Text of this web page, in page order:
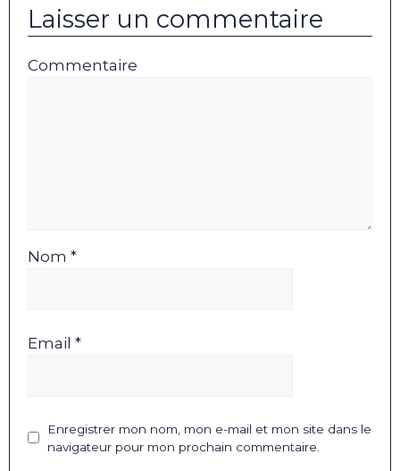
Laisser un commentaire
Commentaire
Nom *
Email *
Enregistrer mon nom, mon e-mail et mon site dans le
navigateur pour mon prochain commentaire.